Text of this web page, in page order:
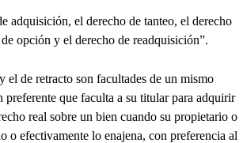
adquisición, el derecho de tanteo, el derecho
opción y el derecho de readquisición”.
el de retracto son facultades de un mismo
preferente que faculta a su titular para adquirir
real sobre un bien cuando su propietario o
o efectivamente lo enajena, con preferencia al